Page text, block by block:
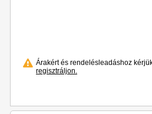
Árakért és rendelésleadáshoz
regisztráljon.